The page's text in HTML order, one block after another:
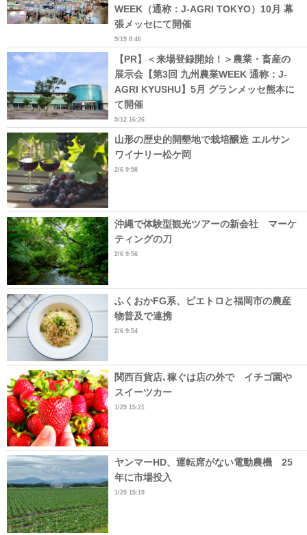
WEEK（通称：J-AGRI TOKYO）10月 幕
張メッセにて開催
9/19 8:46
【PR】＜来場登録開始！＞農業・畜産の
展示会【第3回 九州農業WEEK 通称：J-
AGRI KYUSHU】5月 グランメッセ熊本に
て開催
5/12 16:26
山形の歴史的開墾地で栽培醸造 エルサン
ワイナリー松ケ岡
2/6 9:58
沖縄で体験型観光ツアーの新会社 マーケ
ティングの刀
2/6 9:56
ふくおかFG系、ピエトロと福岡市の農産
物普及で連携
2/6 9:54
関西百貨店､稼ぐは店の外で イチゴ園や
スイーツカー
1/29 15:21
ヤンマーHD、運転席がない電動農機 25
年に市場投入
1/29 15:19